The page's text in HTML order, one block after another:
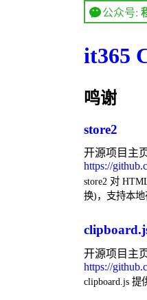
公众号:
it365
鸣谢
store2
开源项目主页
https://
store2 对
换)，支持本地
开源项目主页
https://
clipboard.js 提